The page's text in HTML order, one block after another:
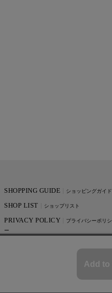
SHOPPING GUIDE ショッピングガイド
SHOP LIST ショップリスト
PRIVACY POLICY
プライバシーポリシ
ー